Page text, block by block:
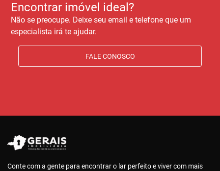
Encontrar imóvel ideal?
Não se preocupe. Deixe seu email e telefone que um
especialista irá te ajudar.
FALE CONOSCO
Conte com a gente para encontrar o lar perfeito e viver com mais